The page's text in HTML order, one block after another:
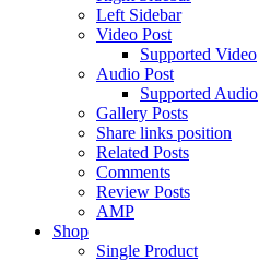
Left Sidebar
Video Post
Supported Video
Audio Post
Supported Audio
Gallery Posts
Share links position
Related Posts
Comments
Review Posts
AMP
Shop
Single Product